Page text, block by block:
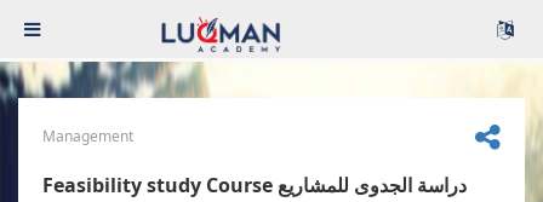
Management
Feasibility study Course دراسة الجدوى للمشاريع